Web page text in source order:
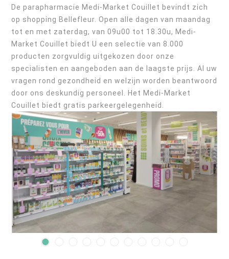
De parapharmacie Medi-Market Couillet bevindt zich
op shopping Bellefleur. Open alle dagen van maandag
tot en met zaterdag, van 09u00 tot 18.30u, Medi-
Market Couillet biedt U een selectie van 8.000
producten zorgvuldig uitgekozen door onze
specialisten en aangeboden aan de laagste prijs. Al uw
vragen rond gezondheid en welzijn worden beantwoord
door ons deskundig personeel. Het Medi-Market
Couillet biedt gratis parkeergelegenheid.